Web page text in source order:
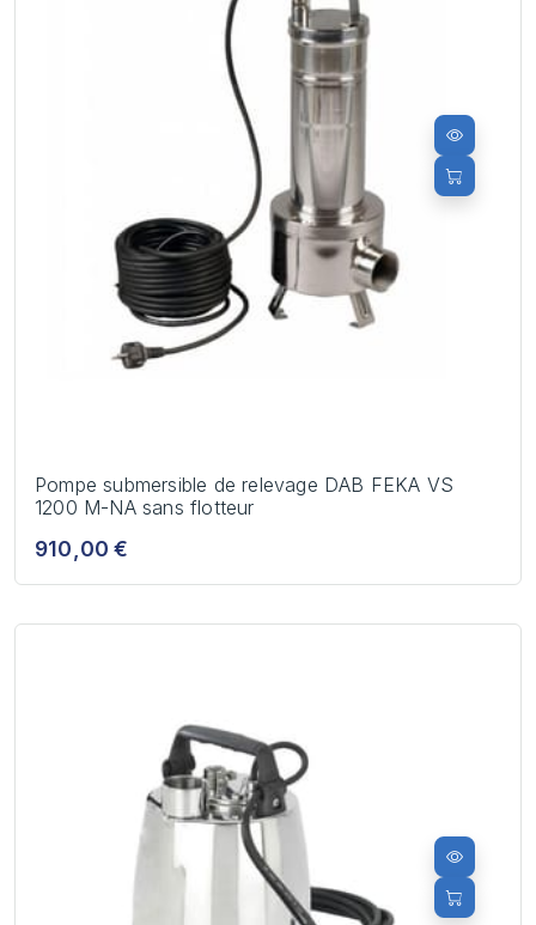
Pompe submersible de relevage DAB FEKA VS
1200 M-NA sans flotteur
910,00 €